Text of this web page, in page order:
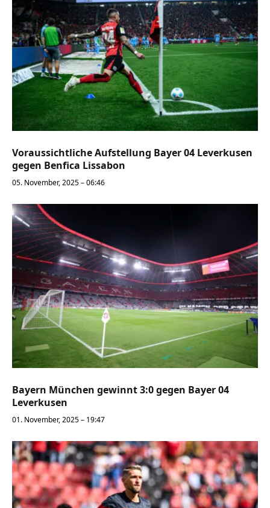
Voraussichtliche Aufstellung Bayer 04 Leverkusen
gegen Benfica Lissabon
05. November, 2025 – 06:46
Bayern München gewinnt 3:0 gegen Bayer 04
Leverkusen
01. November, 2025 – 19:47